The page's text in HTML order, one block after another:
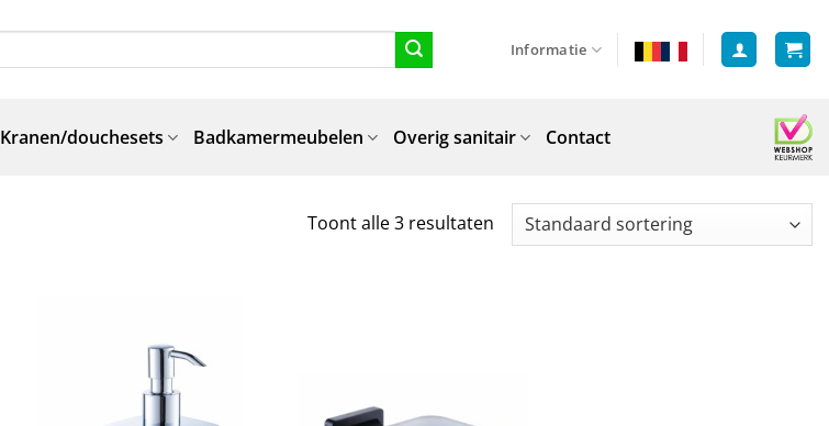
Informatie
Kranen/douchesets Badkamermeubelen Overig sanitair Contact
Toont alle 3 resultaten